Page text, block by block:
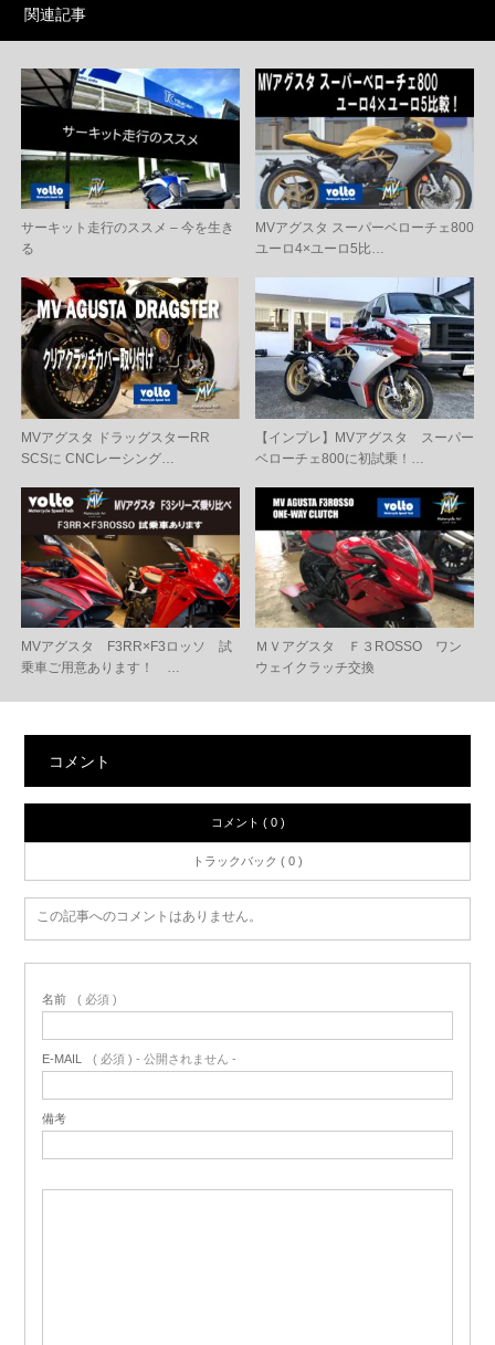
関連記事
サーキット走行のススメ – 今を生き
る
MVアグスタ スーパーベローチェ800
ユーロ4×ユーロ5比…
MVアグスタ ドラッグスターRR
SCSに CNCレーシング…
【インプレ】MVアグスタ スーパー
ベローチェ800に初試乗！…
MVアグスタ F3RR×F3ロッソ 試
乗車ご用意あります！ …
ＭＶアグスタ Ｆ３ROSSO ワン
ウェイクラッチ交換
コメント
コメント ( 0 )
トラックバック ( 0 )
この記事へのコメントはありません。
名前 ( 必須 )
E-MAIL ( 必須 ) - 公開されません -
備考